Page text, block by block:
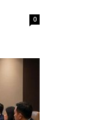
0